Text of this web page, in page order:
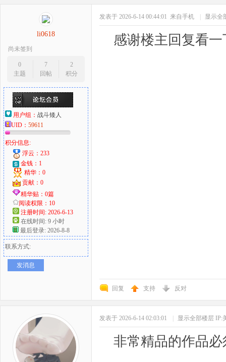
li0618
尚未签到
0
主题
7
回帖
2
积分
用户组： 战斗矮人
UID： 59611
积分信息:
浮云：233
金钱：1
精华：0
贡献：0
精华贴：0篇
阅读权限：10
注册时间: 2026-6-13
在线时间: 9 小时
最后登录: 2026-8-8
联系方式:
发消息
发表于 2026-6-14 00:44:01 来自手机 显示全
感谢楼主回复看
回复 支持 反对
发表于 2026-6-14 02:03:01 显示全部楼层 IP:
非常精品的作品